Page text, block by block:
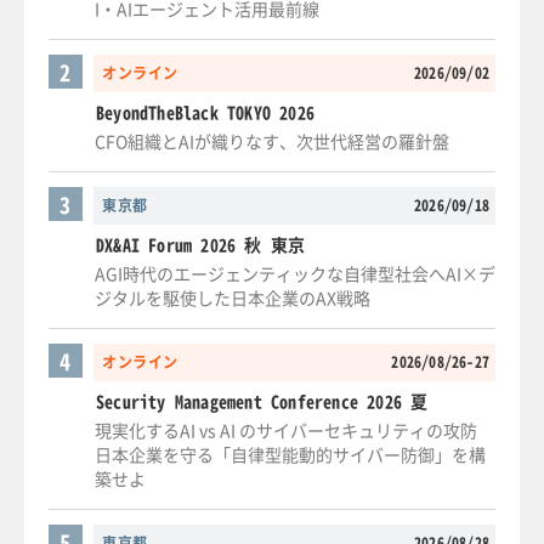
I・AIエージェント活用最前線
オンライン 2026/09/02
2
BeyondTheBlack TOKYO 2026
CFO組織とAIが織りなす、次世代経営の羅針盤
東京都 2026/09/18
3
DX&AI Forum 2026 秋 東京
AGI時代のエージェンティックな自律型社会へAI×デ
ジタルを駆使した日本企業のAX戦略
オンライン 2026/08/26-27
4
Security Management Conference 2026 夏
現実化するAI vs AI のサイバーセキュリティの攻防
日本企業を守る「自律型能動的サイバー防御」を構
築せよ